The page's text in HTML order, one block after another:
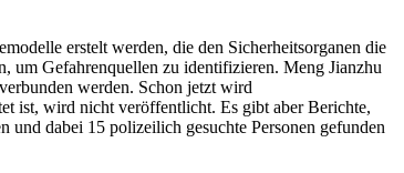
erstelt werden, die den Sicherheitsorganen die
um Gefahrenquellen zu identifizieren. Meng Jianzhu
werden. Schon jetzt wird
ist, wird nicht veröffentlicht. Es gibt aber Berichte,
dabei 15 polizeilich gesuchte Personen gefunden